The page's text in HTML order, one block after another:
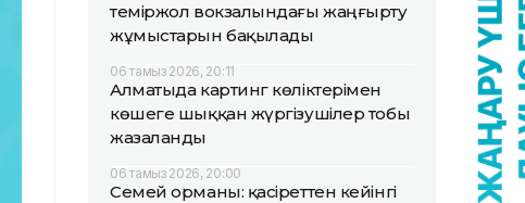
теміржол вокзалындағы жаңғырту
жұмыстарын бақылады
06 тамыз 2026, 20:11
Алматыда картинг көліктерімен
көшеге шыққан жүргізушілер тобы
жазаланды
06 тамыз 2026, 20:00
Семей орманы: қасіреттен кейінгі